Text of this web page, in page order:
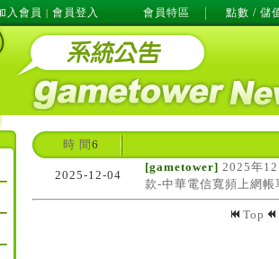
入會員 | 會員登入 會員特區 點數 / 儲
時 間 6
2025-12-04
[gametower] 2025年
款-中華電信寬頻上網
Top